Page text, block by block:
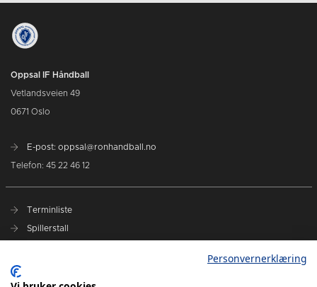
Oppsal IF Håndball
Vetlandsveien 49
0671 Oslo
E-post: oppsal@ronhandball.no
Telefon: 45 22 46 12
Terminliste
Spillerstall
Målklubben
Personvernerklæring